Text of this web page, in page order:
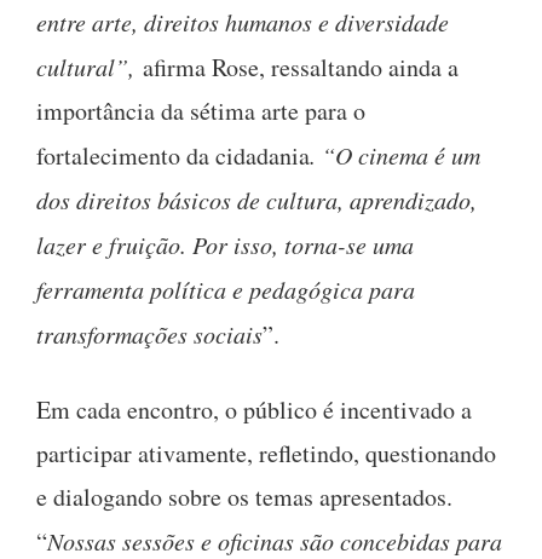
entre arte, direitos humanos e diversidade
cultural”, afirma Rose, ressaltando ainda a
importância da sétima arte para o
fortalecimento da cidadania. “O cinema é um
dos direitos básicos de cultura, aprendizado,
lazer e fruição. Por isso, torna-se uma
ferramenta política e pedagógica para
transformações sociais”.
Em cada encontro, o público é incentivado a
participar ativamente, refletindo, questionando
e dialogando sobre os temas apresentados.
“Nossas sessões e oficinas são concebidas para